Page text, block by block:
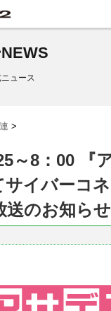
ュース
>
～8：00 『
サイバーコ
のお知らせ